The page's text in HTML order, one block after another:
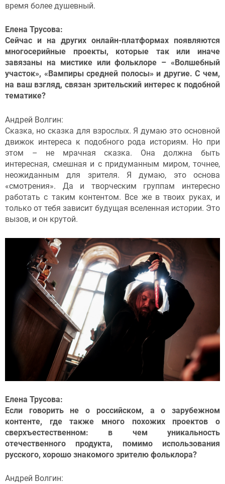
время более душевный.
Елена Трусова:
Сейчас и на других онлайн-платформах появляются
многосерийные проекты, которые так или иначе
завязаны на мистике или фольклоре – «Волшебный
участок», «Вампиры средней полосы» и другие. С чем,
на ваш взгляд, связан зрительский интерес к подобной
тематике?
Андрей Волгин:
Сказка, но сказка для взрослых. Я думаю это основной
движок интереса к подобного рода историям. Но при
этом – не мрачная сказка. Она должна быть
интересная, смешная и с придуманным миром, точнее,
неожиданным для зрителя. Я думаю, это основа
«смотрения». Да и творческим группам интересно
работать с таким контентом. Все же в твоих руках, и
только от тебя зависит будущая вселенная истории. Это
вызов, и он крутой.
Елена Трусова:
Если говорить не о российском, а о зарубежном
контенте, где также много похожих проектов о
сверхъестественном: в чем уникальность
отечественного продукта, помимо использования
русского, хорошо знакомого зрителю фольклора?
Андрей Волгин: